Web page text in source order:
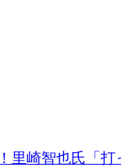
里崎智也氏「